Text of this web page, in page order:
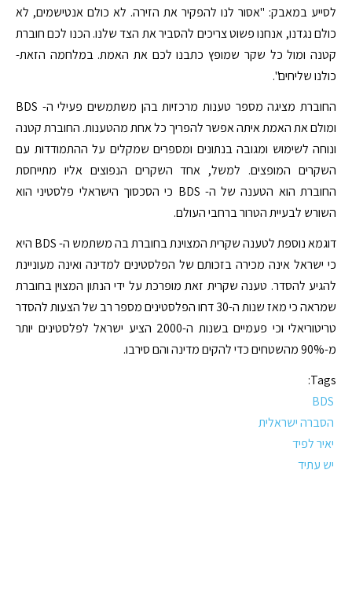
לסייע במאבק: "אסור לנו להפקיר את הזירה. לא כולם אנטישמים, לא
כולם נגדנו, אנחנו פשוט צריכים להסביר את הצד שלנו. הכנו לכם חוברת
קטנה ומול כל שקר שמופץ כתבנו לכם את האמת. במלחמה הזאת-
כולנו שליחים".
החוברת מציגה מספר טענות מרכזיות בהן משתמשים פעילי ה- BDS
ומולם את האמת איתה אפשר להפריך כל אחת מהטענות. החוברת קטנה
ונוחה לשימוש ומגובה בנתונים ומספרים שמקלים על ההתמודדות עם
השקרים המופצים. למשל, אחד השקרים הנפוצים אליו מתייחסת
החוברת הוא הטענה של ה- BDS כי הסכסוך הישראלי פלסטיני הוא
השורש לבעיית הטרור ברחבי העולם.
דוגמא נוספת לטענה שקרית המצוינת בחוברת בה משתמש ה- BDS היא
כי ישראל אינה מכירה בזכותם של הפלסטינים למדינה ואינה מעוניינת
להגיע להסדר. טענה שקרית זאת מופרכת על ידי הנתון המצוין בחוברת
שמראה כי מאז שנות ה-30 דחו הפלסטינים מספר רב של הצעות להסדר
טריטוריאלי וכי פעמיים בשנות ה-2000 הציע ישראל לפלסטינים יותר
מ-90% מהשטחים כדי להקים מדינה והם סירבו.
Tags:
BDS
הסברה ישראלית
יאיר לפיד
יש עתיד